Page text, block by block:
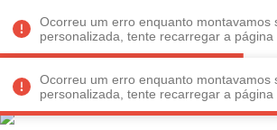
Ocorreu um erro enquanto montavamos
personalizada, tente recarregar a página
Ocorreu um erro enquanto montavamos
personalizada, tente recarregar a página
Faltam
Veja produtos perto de você!